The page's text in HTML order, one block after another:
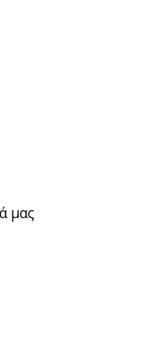
μας